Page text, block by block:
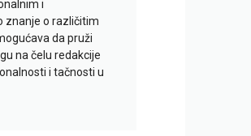
i
znanje o različitim
da pruži
na čelu redakcije
i tačnosti u